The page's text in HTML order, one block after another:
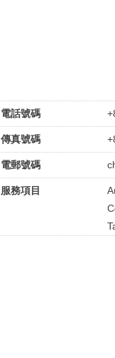
電話號碼
傳真號碼
電郵號碼
服務項目